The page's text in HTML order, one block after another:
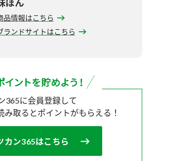
ぽん
品情報はこちら
ランドサイトはこちら
365に会員登録して
み取ると ポイントがもらえる！
カン365はこちら